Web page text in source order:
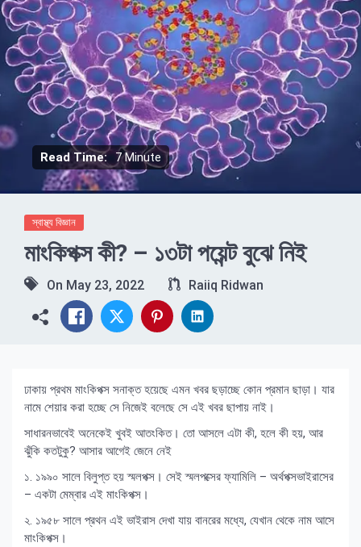
Read Time: 7 Minute
স্বাস্থ্য বিজ্ঞান
মাংকিপক্স কী? – ১৩টা পয়েন্ট বুঝে নিই
On May 23, 2022 Raiiq Ridwan
ঢাকায় প্রথম মাংকিপক্স সনাক্ত হয়েছে এমন খবর ছড়াচ্ছে কোন প্রমান ছাড়া। যার
নামে শেয়ার করা হচ্ছে সে নিজেই বলেছে সে এই খবর ছাপায় নাই।
সাধারনভাবেই অনেকেই খুবই আতংকিত। তো আসলে এটা কী, হলে কী হয়, আর
ঝুঁকি কতটুকু? আসার আগেই জেনে নেই
১. ১৯৯০ সালে বিলুপ্ত হয় স্মলপক্স। সেই স্মলপক্সের ফ্যামিলি – অর্থপক্সভাইরাসের
– একটা মেম্বার এই মাংকিপক্স।
২. ১৯৫৮ সালে প্রথন এই ভাইরাস দেখা যায় বানরের মধ্যে, যেখান থেকে নাম আসে
মাংকিপক্স।